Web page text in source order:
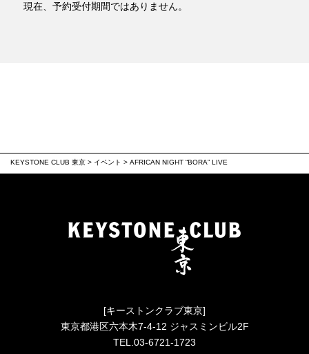
現在、予約受付期間ではありません。
KEYSTONE CLUB 東京 > イベント > AFRICAN NIGHT “BORA” LIVE
[キーストンクラブ東京]
東京都港区六本木7-4-12 ジャスミンビル2F
TEL.03-6721-1723